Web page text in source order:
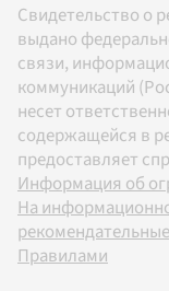
Свидетельство о
выдано
связи,
коммуникаций
несет
содержащейся в
предоставляет
Информация об
На
Правилами